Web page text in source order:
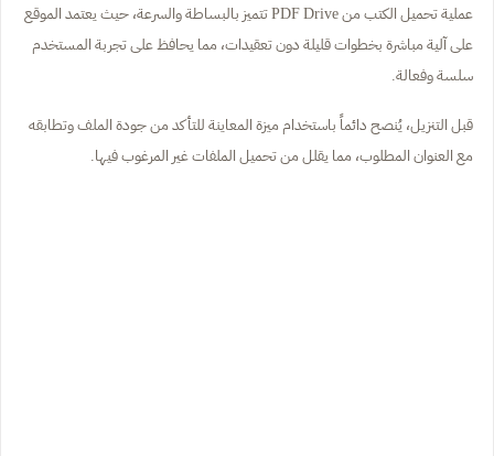
عملية تحميل الكتب من PDF Drive تتميز بالبساطة والسرعة، حيث يعتمد الموقع
على آلية مباشرة بخطوات قليلة دون تعقيدات، مما يحافظ على تجربة المستخدم
سلسة وفعالة.
قبل التنزيل، يُنصح دائماً باستخدام ميزة المعاينة للتأكد من جودة الملف وتطابقه
مع العنوان المطلوب، مما يقلل من تحميل الملفات غير المرغوب فيها.